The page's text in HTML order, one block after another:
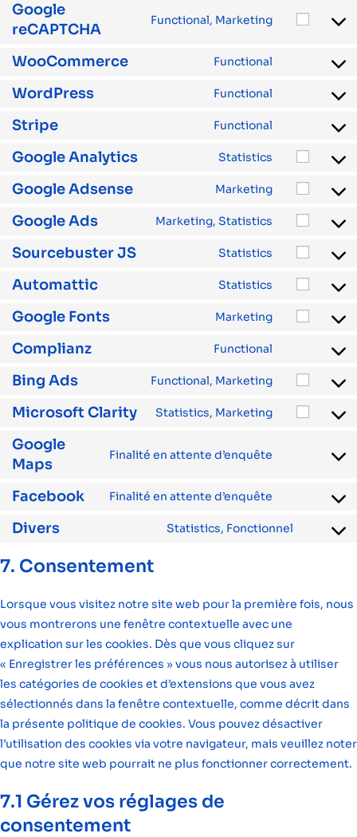
Google
reCAPTCHA
Functional, Marketing
WooCommerce Functional
WordPress Functional
Stripe Functional
Google Analytics Statistics
Google Adsense Marketing
Google Ads Marketing, Statistics
Sourcebuster JS Statistics
Automattic Statistics
Google Fonts Marketing
Complianz Functional
Bing Ads Functional, Marketing
Microsoft Clarity Statistics, Marketing
Google
Maps
Finalité en attente d’enquête
Facebook Finalité en attente d’enquête
Divers Statistics, Fonctionnel
7. Consentement
Lorsque vous visitez notre site web pour la première fois, nous
vous montrerons une fenêtre contextuelle avec une
explication sur les cookies. Dès que vous cliquez sur
« Enregistrer les préférences » vous nous autorisez à utiliser
les catégories de cookies et d’extensions que vous avez
sélectionnés dans la fenêtre contextuelle, comme décrit dans
la présente politique de cookies. Vous pouvez désactiver
l’utilisation des cookies via votre navigateur, mais veuillez noter
que notre site web pourrait ne plus fonctionner correctement.
7.1 Gérez vos réglages de
consentement